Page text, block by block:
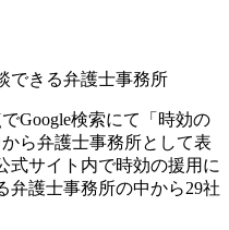
できる弁護士事務所
Google検索にて「時効の
ら弁護士事務所として表
式サイト内で時効の援用に
弁護士事務所の中から29社